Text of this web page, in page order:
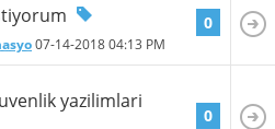
07-14-201804:13 PM
0
yazilimlari
0